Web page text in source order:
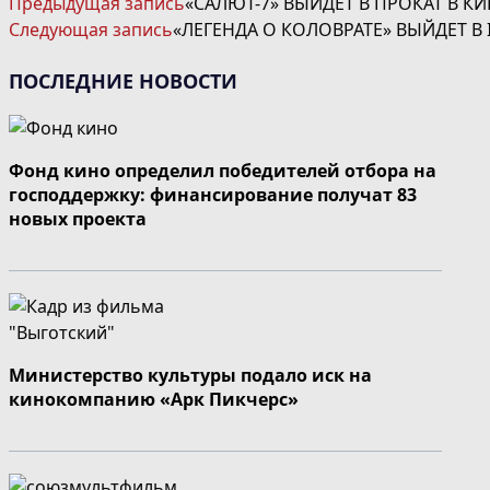
ДАЛЕЕ
СТАТЬИ
Следующая запись«ЛЕГЕНДА О КОЛОВРАТЕ» ВЫЙДЕТ В
ПОСЛЕДНИЕ НОВОСТИ
Фонд кино определил победителей отбора на
господдержку: финансирование получат 83
новых проекта
Министерство культуры подало иск на
кинокомпанию «Арк Пикчерс»